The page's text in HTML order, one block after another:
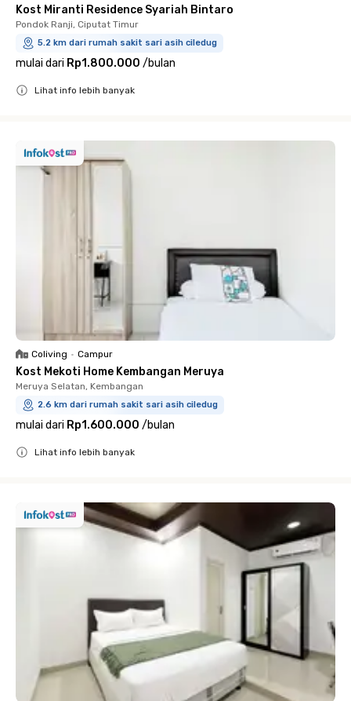
Kost Miranti Residence Syariah Bintaro
Pondok Ranji, Ciputat Timur
5.2 km dari rumah sakit sari asih ciledug
mulai dari Rp1.800.000 /bulan
Lihat info lebih banyak
Coliving • Campur
Kost Mekoti Home Kembangan Meruya
Meruya Selatan, Kembangan
2.6 km dari rumah sakit sari asih ciledug
mulai dari Rp1.600.000 /bulan
Lihat info lebih banyak